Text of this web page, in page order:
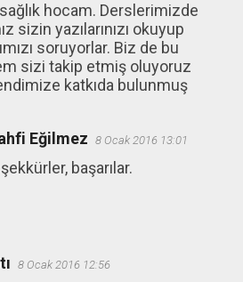
hocam. Derslerimizde
sizin yazılarınızı okuyup
soruyorlar. Biz de bu
sizi takip etmiş oluyoruz
katkıda bulunmuş
Eğilmez 8 Ocak 2016 13:01
başarılar.
8 Ocak 2016 12:56